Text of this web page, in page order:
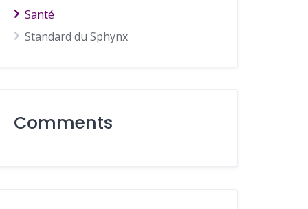
Santé
Standard du Sphynx
Comments